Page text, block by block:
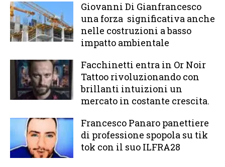
Giovanni Di Gianfrancesco
una forza significativa anche
nelle costruzioni a basso
impatto ambientale
Facchinetti entra in Or Noir
Tattoo rivoluzionando con
brillanti intuizioni un
mercato in costante crescita.
Francesco Panaro panettiere
di professione spopola su tik
tok con il suo ILFRA28